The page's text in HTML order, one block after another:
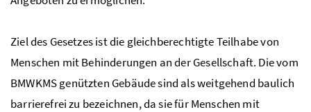
Ziel des Gesetzes ist die gleichberechtigte Teilhabe von
Menschen mit Behinderungen an der Gesellschaft. Die vom
BMWKMS genützten Gebäude sind als weitgehend baulich
barrierefrei zu bezeichnen, da sie für Menschen mit